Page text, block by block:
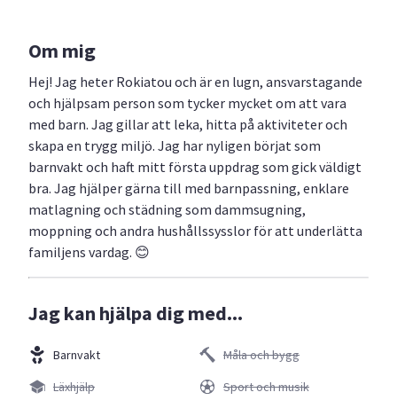
Om mig
Hej! Jag heter Rokiatou och är en lugn, ansvarstagande
och hjälpsam person som tycker mycket om att vara
med barn. Jag gillar att leka, hitta på aktiviteter och
skapa en trygg miljö. Jag har nyligen börjat som
barnvakt och haft mitt första uppdrag som gick väldigt
bra. Jag hjälper gärna till med barnpassning, enklare
matlagning och städning som dammsugning,
moppning och andra hushållssysslor för att underlätta
familjens vardag. 😊
Jag kan hjälpa dig med...
Barnvakt
Läxhjälp
Måla och bygg
Sport och musik